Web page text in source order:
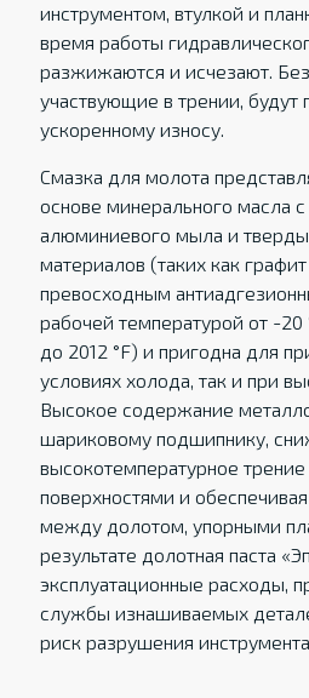
инструментом, втулкой и
время работы
разжижаются и исчезают.
участвующие в трении,
ускоренному износу.
Смазка для молота
основе минерального масла
алюминиевого мыла и
материалов (таких как
превосходным
рабочей температурой от -20
до 2012 °F) и пригодна для
условиях холода, так и при
Высокое содержание
шариковому подшипнику,
высокотемпературное
поверхностями и
между долотом, упорными
результате долотная паста
эксплуатационные расходы,
службы изнашиваемых
риск разрушения